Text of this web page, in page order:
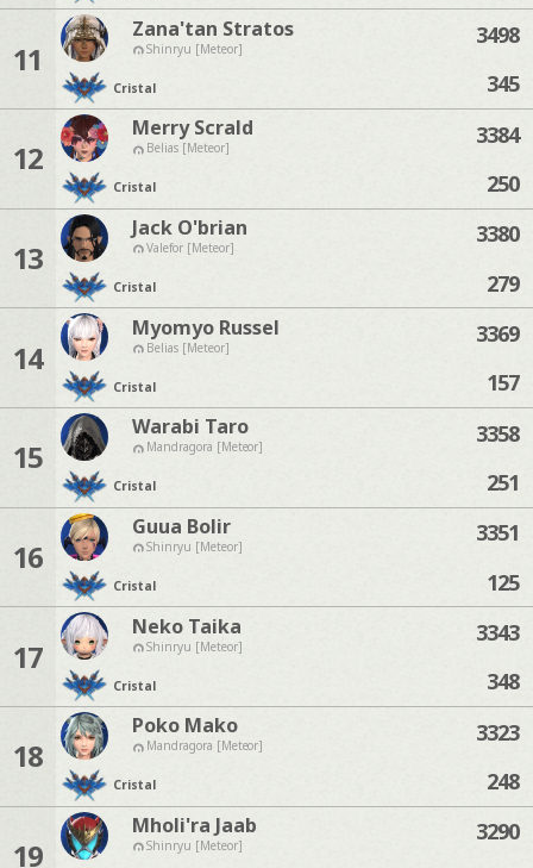
11
Zana'tan Stratos
Shinryu [Meteor]
Cristal
3498
345
12
Merry Scrald
Belias [Meteor]
Cristal
3384
250
13
Jack O'brian
Valefor [Meteor]
Cristal
3380
279
14
Myomyo Russel
Belias [Meteor]
Cristal
3369
157
15
Warabi Taro
Mandragora [Meteor]
Cristal
3358
251
16
Guua Bolir
Shinryu [Meteor]
Cristal
3351
125
17
Neko Taika
Shinryu [Meteor]
Cristal
3343
348
18
Poko Mako
Mandragora [Meteor]
Cristal
3323
248
19
Mholi'ra Jaab
Shinryu [Meteor]
3290